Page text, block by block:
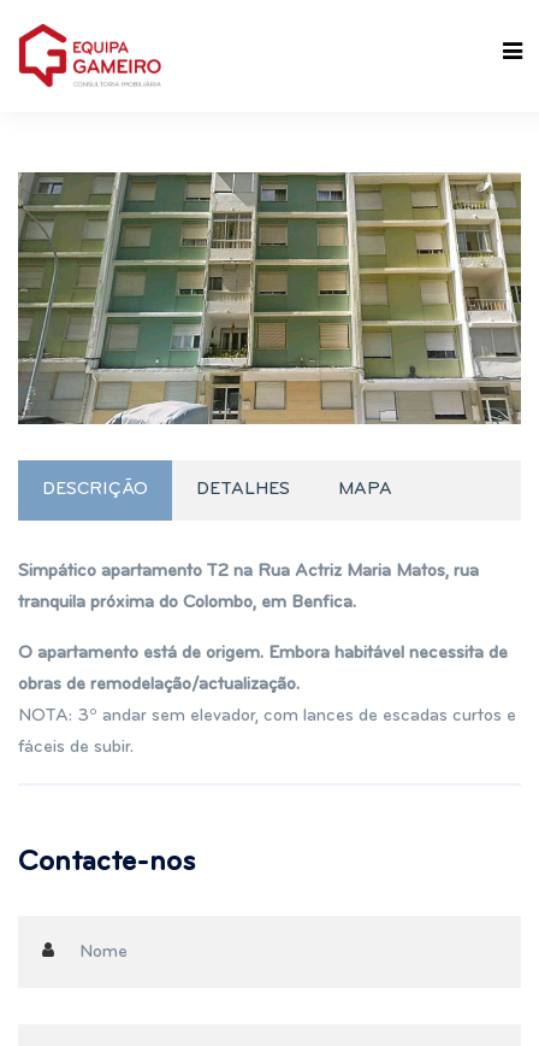
DESCRIÇÃO DETALHES MAPA
Simpático apartamento T2 na Rua Actriz Maria Matos, rua
tranquila próxima do Colombo, em Benfica.
O apartamento está de origem. Embora habitável necessita de
obras de remodelação/actualização.
NOTA: 3º andar sem elevador, com lances de escadas curtos e
fáceis de subir.
Contacte-nos